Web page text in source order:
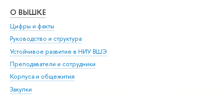
О ВЫШКЕ
Цифры и факты
Руководство и структура
Устойчивое развитие в НИУ ВШЭ
Преподаватели и сотрудники
Корпуса и общежития
Закупки